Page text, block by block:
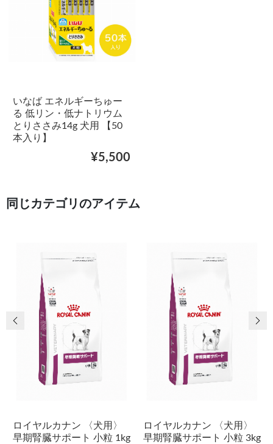
いなば エネルギーちゅー
る 低リン・低ナトリウム
とりささみ14g 犬用 【50
本入り】
¥5,500
同じカテゴリのアイテム
ロイヤルカナン 〈犬用〉
早期腎臓サポート 小粒 1kg
ロイヤルカナン 〈犬用〉
早期腎臓サポート 小粒 3kg
前の画像 次